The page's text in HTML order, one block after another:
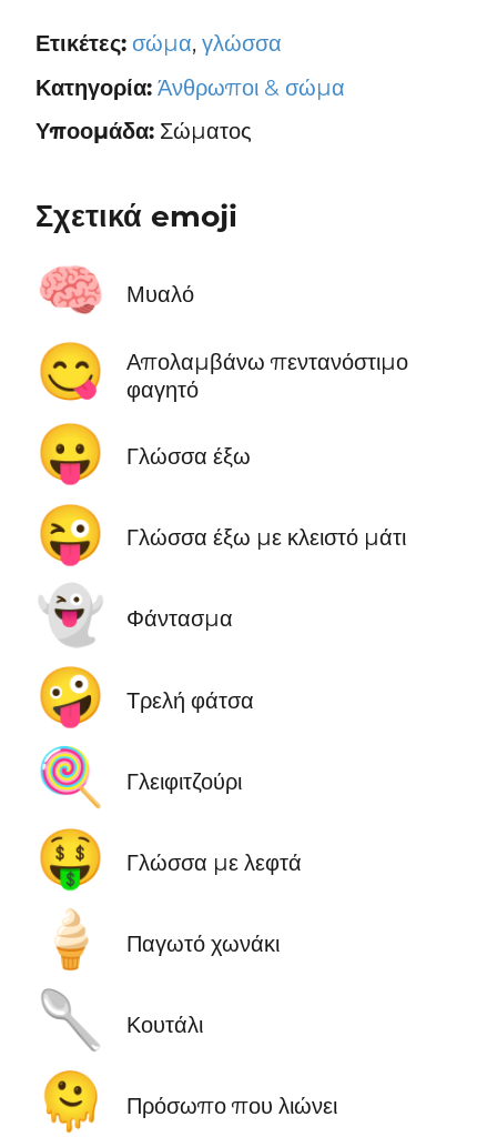
Ετικέτες: σώμα, γλώσσα
Κατηγορία: Άνθρωποι & σώμα
Υποομάδα:Σώματος
Σχετικά emoji
🧠 Μυαλό
😋
Απολαμβάνω πεντανόστιμο
φαγητό
😛 Γλώσσα έξω
😜 Γλώσσα έξω με κλειστό μάτι
👻 Φάντασμα
🤪 Τρελή φάτσα
🍭 Γλειφιτζούρι
🤑 Γλώσσα με λεφτά
🍦 Παγωτό χωνάκι
🥄 Κουτάλι
🫠 Πρόσωπο που λιώνει